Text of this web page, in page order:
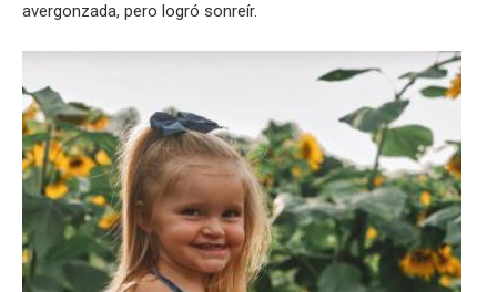
avergonzada, pero logró sonreír.